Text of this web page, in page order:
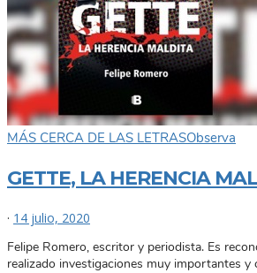
MÁS CERCA DE LAS LETRASObserva
GETTE, LA HERENCIA
· 14 julio, 2020
Felipe Romero, escritor y periodista. Es
realizado investigaciones muy importantes